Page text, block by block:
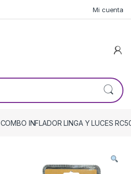
Mi cuenta
COMBO INFLADOR LINGA Y LUCES